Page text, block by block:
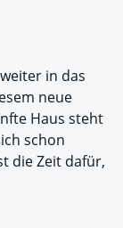
in das
neue
Haus steht
schon
die Zeit dafür,